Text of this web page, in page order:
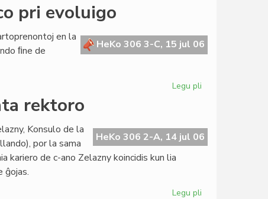
en
konferenco
pri evoluigo
HeKo 306 3-C, 15 jul 06
en la
ﬁne de
Legu pli
en
konferenco
rektoro
HeKo 306 2-A, 14 jul 06
Konsulo de la
por la sama
kariero de c-ano Zelazny koincidis kun lia
ĝojas.
Legu pli